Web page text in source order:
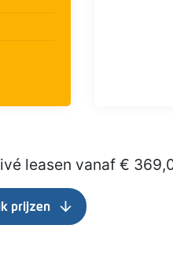
leasen vanaf €
prijzen arrow_downward